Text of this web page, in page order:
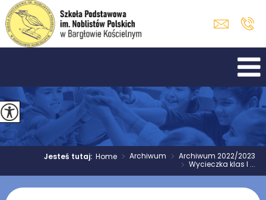
Jesteś tutaj:Home > Archiwum > Archiwum 2022/2023
> Wycieczka klas I ...